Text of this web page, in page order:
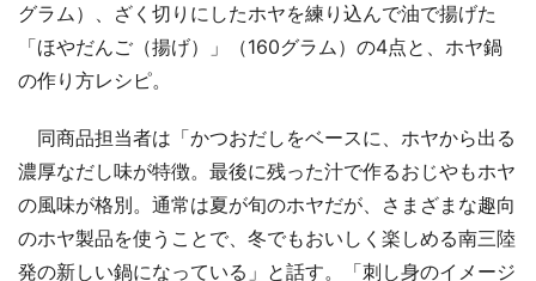
グラム）、ざく切りにしたホヤを練り込んで油で揚げた
「ほやだんご（揚げ）」（160グラム）の4点と、ホヤ鍋
の作り方レシピ。
同商品担当者は「かつおだしをベースに、ホヤから出る
濃厚なだし味が特徴。最後に残った汁で作るおじやもホヤ
の風味が格別。通常は夏が旬のホヤだが、さまざまな趣向
のホヤ製品を使うことで、冬でもおいしく楽しめる南三陸
発の新しい鍋になっている」と話す。「刺し身のイメージ